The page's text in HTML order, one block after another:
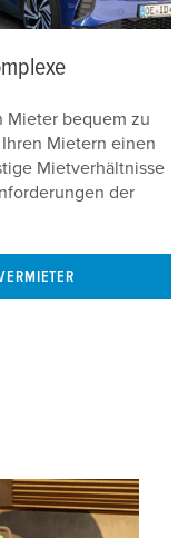
Mieter bequem zu
Mietern einen
Mietverhältnisse
der